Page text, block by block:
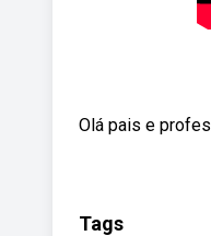
Olá pais e
Tags